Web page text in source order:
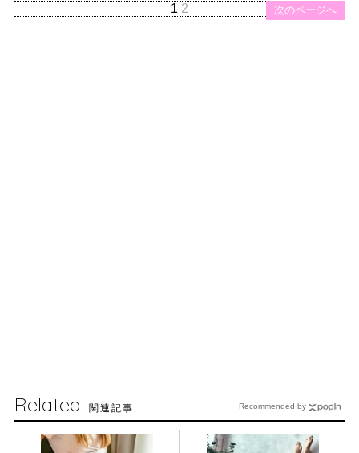
次のページへ
1 2
Related 関連記事 Recommended by